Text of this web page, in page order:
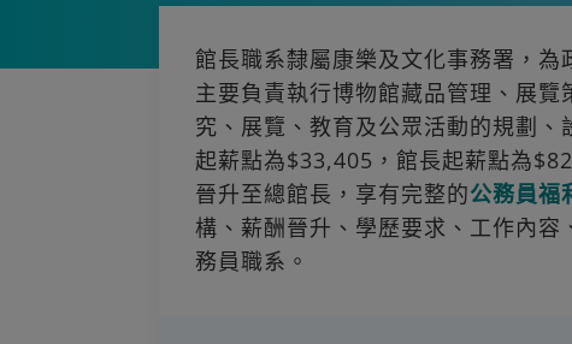
館長職系隸屬康樂及文化事務署，
主要負責執行博物館藏品管理、展
究、展覽、教育及公眾活動的規劃
起薪點為$33,405，館長起薪點為
晉升至總館長，享有完整的公務員福
構、薪酬晉升、學歷要求、工作內
務員職系。